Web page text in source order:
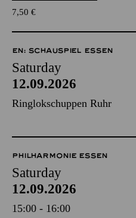
7,50 €
EN: SCHAUSPIEL ESSEN
Saturday
12.09.2026
Ringlokschuppen Ruhr
PHILHARMONIE ESSEN
Saturday
12.09.2026
15:00 - 16:00